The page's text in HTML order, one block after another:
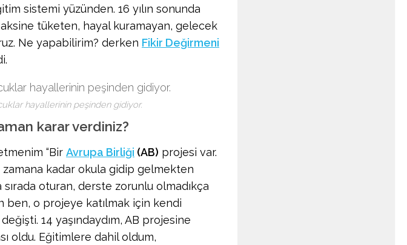
sistemi yüzünden. 16 yılın sonunda
tüketen, hayal kuramayan, gelecek
Ne yapabilirim? derken Fikir Değirmeni
hayallerinin peşinden gidiyor.
karar verdiniz?
“Bir Avrupa Birliği (AB) projesi var.
zamana kadar okula gidip gelmekten
oturan, derste zorunlu olmadıkça
ben, o projeye katılmak için kendi
14 yaşındaydım, AB projesine
oldu. Eğitimlere dahil oldum,